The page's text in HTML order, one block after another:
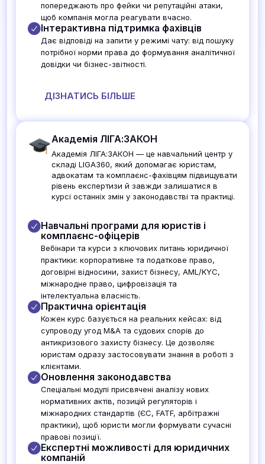
попереджають про фейки чи репутаційні атаки,
щоб компанія могла реагувати вчасно.
Інтерактивна підтримка фахівців
Дає відповіді на запити у режимі чату: від пошуку
потрібної норми права до формування аналітичної
довідки чи бізнес-звітності.
ДІЗНАТИСЬ БІЛЬШЕ
Академія ЛІГА:ЗАКОН
Академія ЛІГА:ЗАКОН — це навчальний центр у
складі LIGA360, який допомагає юристам,
адвокатам та комплаєнс-фахівцям підвищувати
рівень експертизи й завжди залишатися в
курсі останніх змін у законодавстві та практиці.
Навчальні програми для юристів і
комплаєнс-офіцерів
Вебінари та курси з ключових питань юридичної
практики: корпоративне та податкове право,
договірні відносини, захист бізнесу, AML/KYC,
міжнародне право, цифровізація та
інтелектуальна власність.
Практична орієнтація
Кожен курс базується на реальних кейсах: від
супроводу угод M&A та судових спорів до
антикризового захисту бізнесу. Це дозволяє
юристам одразу застосовувати знання в роботі з
клієнтами.
Оновлення законодавства
Спеціальні модулі присвячені аналізу нових
нормативних актів, позицій регуляторів і
міжнародних стандартів (ЄС, FATF, арбітражні
практики), щоб юристи могли формувати сучасні
правові позиції.
Експертні можливості для юридичних
компаній